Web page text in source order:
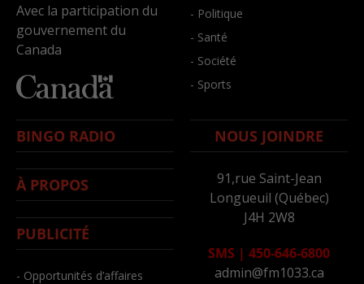
Avec la participation du
gouvernement du
Canada
- Politique
- Santé
- Société
- Sports
BINGO RADIO
À PROPOS
PUBLICITÉ
- Opportunités d’affaires
NOUS JOINDRE
91,rue Saint-Jean
Longueuil (Québec)
J4H 2W8
SMS | 450-646-6800
admin@fm1033.ca